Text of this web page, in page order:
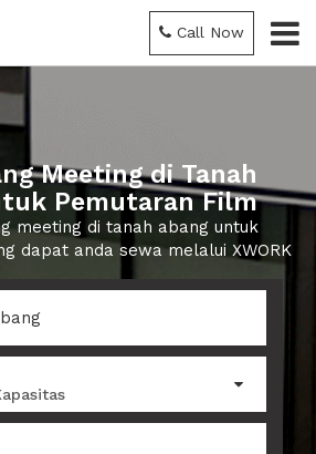
Call Now
Meeting di Tanah
Pemutaran Film
meeting di tanah abang untuk
dapat anda sewa melalui XWORK